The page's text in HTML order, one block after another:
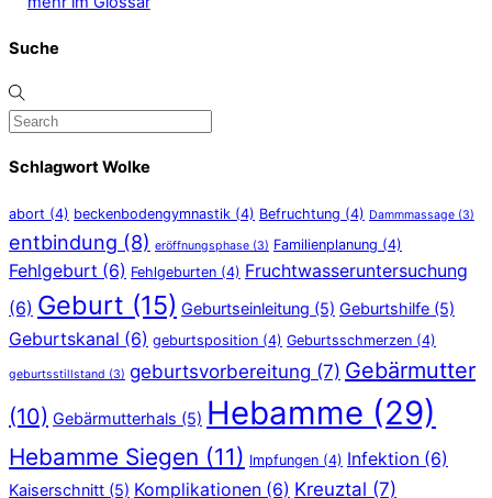
Suche
Schlagwort Wolke
abort (4) beckenbodengymnastik (4) Befruchtung (4) Dammmassage (3)
entbindung (8) eröffnungsphase (3) Familienplanung (4)
Fehlgeburt (6) Fehlgeburten (4) Fruchtwasseruntersuchung
(6) Geburt (15) Geburtseinleitung (5) Geburtshilfe (5)
Geburtskanal (6) geburtsposition (4) Geburtsschmerzen (4)
geburtsstillstand (3) geburtsvorbereitung (7) Gebärmutter
(10) Gebärmutterhals (5) Hebamme (29)
Hebamme Siegen (11) Impfungen (4) Infektion (6)
Kaiserschnitt (5) Komplikationen (6) Kreuztal (7)